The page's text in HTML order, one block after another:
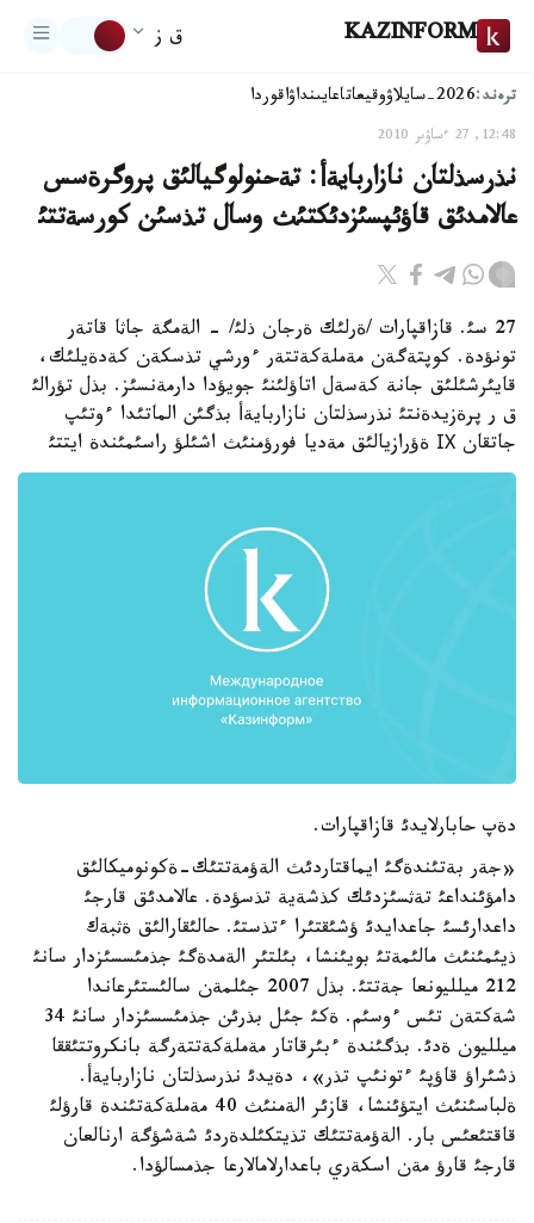
KAZINFORM ق ز
ترەند:2026-سايلاۋ وقيعاتاعايىنداۋاقوردا
12:48, 27 ءساۋىر 2010
نذرسذلتان نازاربايةأ: تةحنولوگيالئق پروگرةسس
عالامدئق قاؤئپسئزدئكتئث وسال تذسئن كورسةتتئ
27 سئ. قازاقپارات /ةرلئك ةرجان ذلئ/ - الةمگة جاثا قاتةر
تونؤدة. كوپتةگةن مةملةكةتتةر ءورشي تذسكةن كةدةيلئك،
قايئرشئلئق جانة كةسةل اتاؤلئنئ جويؤدا دارمةنسئز. بذل تؤرالئ
ق ر پرةزيدةنتئ نذرسذلتان نازاربايةأ بذگئن الماتئدا ءوتئپ
جاتقان ІХ ةؤرازيالئق مةديا فورؤمنئث اشئلؤ راسئمئندة ايتتئ
دةپ حابارلايدئ قازاقپارات.
«جةر بةتئندةگئ ايماقتاردئث الةؤمةتتئك-ةكونوميكالئق
دامؤئنداعئ تةثسئزدئك كذشةية تذسؤدة. عالامدئق قارجئ
داعدارئسئ جاعدايدئ ؤشئقتئرا ءتذستئ. حالئقارالئق ةثبةك
ذيئمئنئث مالئمةتئ بويئنشا، بئلتئر الةمدةگئ جذمئسسئزدار سانئ
212 ميلليونعا جةتتئ. بذل 2007 جئلمةن سالئستئرعاندا
شةكتةن تئس ءوسئم. ةكئ جئل بذرئن جذمئسسئزدار سانئ 34
ميلليون ةدئ. بذگئندة ءبئرقاتار مةملةكةتتةرگة بانكروتتئققا
ذشئراؤ قاؤپئ ءتونئپ تذر»، دةيدئ نذرسذلتان نازاربايةأ.
ةلباسئنئث ايتؤئنشا، قازئر الةمنئث 40 مةملةكةتئندة قارؤلئ
قاقتئعئس بار. الةؤمةتتئك تذيتكئلدةردئ شةشؤگة ارنالعان
قارجئ قارؤ مةن اسكةري باعدارلامالارعا جذمسالؤدا.